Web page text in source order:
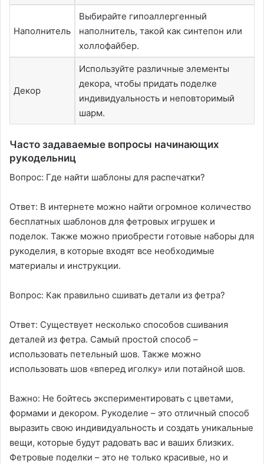
Наполнитель
Выбирайте гипоаллергенный
наполнитель, такой как синтепон или
холлофайбер.
Декор
Используйте различные элементы
декора, чтобы придать поделке
индивидуальность и неповторимый
шарм.
Часто задаваемые вопросы начинающих
рукодельниц
Вопрос: Где найти шаблоны для распечатки?
Ответ: В интернете можно найти огромное количество
бесплатных шаблонов для фетровых игрушек и
поделок. Также можно приобрести готовые наборы для
рукоделия, в которые входят все необходимые
материалы и инструкции.
Вопрос: Как правильно сшивать детали из фетра?
Ответ: Существует несколько способов сшивания
деталей из фетра. Самый простой способ –
использовать петельный шов. Также можно
использовать шов «вперед иголку» или потайной шов.
Важно: Не бойтесь экспериментировать с цветами,
формами и декором. Рукоделие – это отличный способ
выразить свою индивидуальность и создать уникальные
вещи, которые будут радовать вас и ваших близких.
Фетровые поделки – это не только красивые, но и